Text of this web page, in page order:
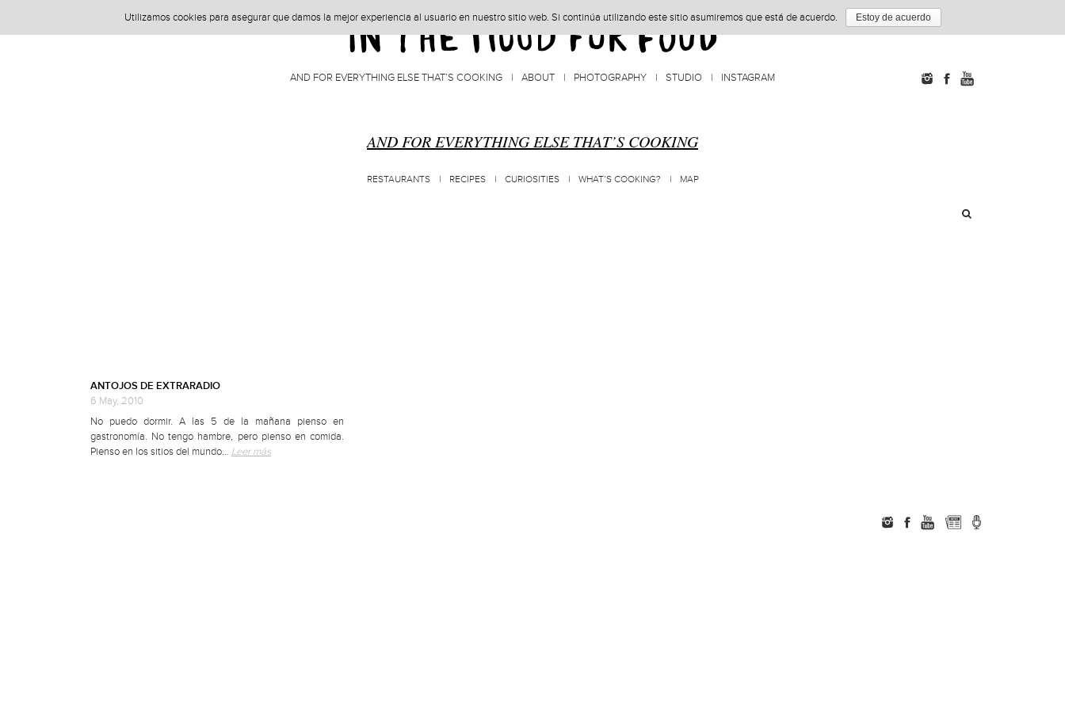
AND FOR EVERYTHING ELSE THAT’S COOKING ABOUT PHOTOGRAPHY STUDIO INSTAGRAM
AND FOR EVERYTHING ELSE THAT’S COOKING
RESTAURANTS RECIPES CURIOSITIES WHAT’S COOKING? MAP
ANTOJOS DE EXTRARADIO
6 May, 2010
No puedo dormir. A las 5 de la mañana pienso en
gastronomía. No tengo hambre, pero pienso en comida.
Pienso en los sitios del mundo… Leer más
Utilizamos cookies para asegurar que damos la mejor experiencia al usuario en nuestro sitio web. Si continúa utilizando este sitio asumiremos que está de acuerdo. Estoy de acuerdo